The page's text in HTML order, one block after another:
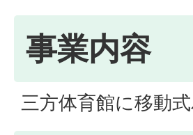
事業内容
三方体育館に移動